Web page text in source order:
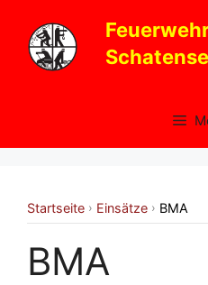
Inhalt
springen
Startseite › Einsätze › BMA
BMA